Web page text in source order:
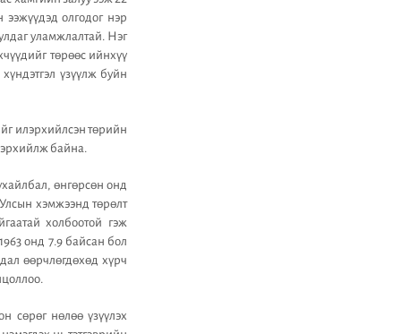
ээжүүдэд олгодог нэр
уламжлалтай. Нэг
төрөөс ийнхүү
үзүүлж буйн
илэрхийлсэн төрийн
байна.
өнгөрсөн онд
хэмжээнд төрөлт
холбоотой гэж
онд 7.9 байсан бол
өөрчлөгдөхөд хүрч
сөрөг нөлөө үзүүлэх